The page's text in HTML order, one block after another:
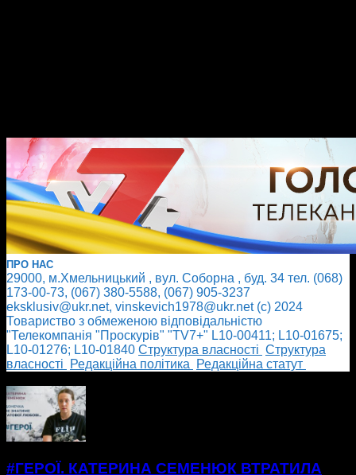
ПРО НАС
29000, м.Хмельницький , вул. Соборна , буд. 34 тел. (068)
173-00-73, (067) 380-5588, (067) 905-3237
eksklusiv@ukr.net, vinskevich1978@ukr.net (с) 2024
Товариство з обмеженою відповідальністю
"Телекомпанія "Проскурів" "TV7+" L10-00411; L10-01675;
L10-01276; L10-01840 Cтруктура власності Cтруктура
власності
Редакційна політика
Редакційна статут
#ГЕРОЇ. КАТЕРИНА СЕМЕНЮК ВТРАТИЛА